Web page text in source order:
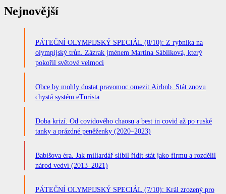
Nejnovější
PÁTEČNÍ OLYMPIJSKÝ SPECIÁL (8/10): Z rybníka na
olympijský trůn. Zázrak jménem Martina Sáblíková, který
pokořil světové velmoci
Obce by mohly dostat pravomoc omezit Airbnb. Stát znovu
chystá systém eTurista
Doba krizí. Od covidového chaosu a best in covid až po ruské
tanky a prázdné peněženky (2020–2023)
Babišova éra. Jak miliardář slíbil řídit stát jako firmu a rozdělil
národ vedví (2013–2021)
PÁTEČNÍ OLYMPIJSKÝ SPECIÁL (7/10): Král zrozený pro